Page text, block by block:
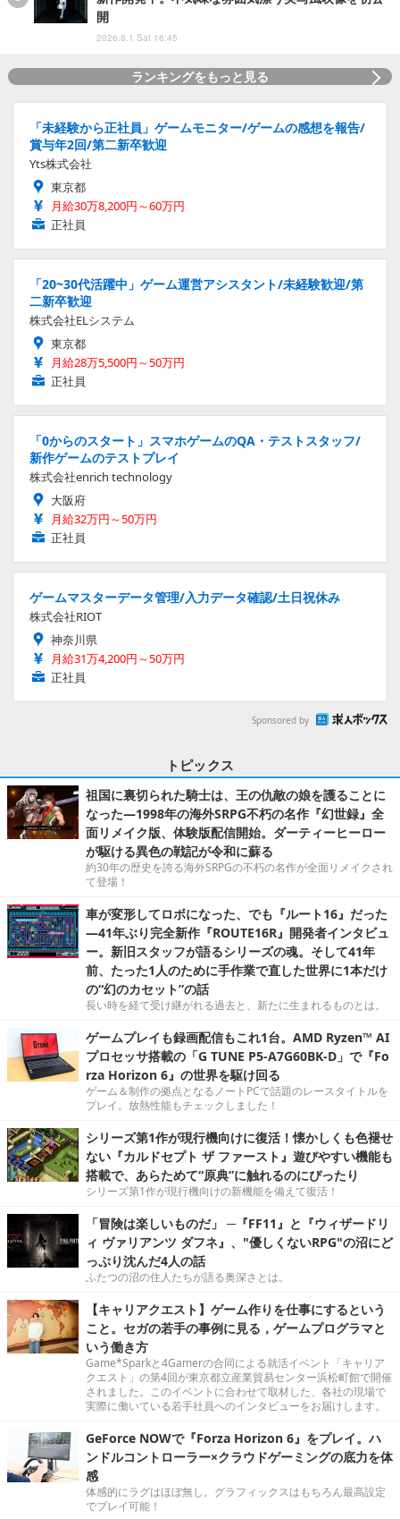
開
2026.8.1 Sat 16:45
ランキングをもっと見る
「未経験から正社員」ゲームモニター/ゲームの感想を報告/
賞与年2回/第二新卒歓迎
Yts株式会社
東京都
月給30万8,200円～60万円
正社員
「20~30代活躍中」ゲーム運営アシスタント/未経験歓迎/第
二新卒歓迎
株式会社ELシステム
東京都
月給28万5,500円～50万円
正社員
「0からのスタート」スマホゲームのQA・テストスタッフ/
新作ゲームのテストプレイ
株式会社enrich technology
大阪府
月給32万円～50万円
正社員
ゲームマスターデータ管理/入力データ確認/土日祝休み
株式会社RIOT
神奈川県
月給31万4,200円～50万円
正社員
Sponsored by
トピックス
祖国に裏切られた騎士は、王の仇敵の娘を護ることに
なった―1998年の海外SRPG不朽の名作『幻世録』全
面リメイク版、体験版配信開始。ダーティーヒーロー
が駆ける異色の戦記が令和に蘇る
約30年の歴史を誇る海外SRPGの不朽の名作が全面リメイクされ
て登場！
車が変形してロボになった、でも『ルート16』だった
―41年ぶり完全新作『ROUTE16R』開発者インタビュ
ー。新旧スタッフが語るシリーズの魂。そして41年
前、たった1人のために手作業で直した世界に1本だけ
の“幻のカセット”の話
長い時を経て受け継がれる過去と、新たに生まれるものとは。
ゲームプレイも録画配信もこれ1台。AMD Ryzen™ AI
プロセッサ搭載の「G TUNE P5-A7G60BK-D」で『Fo
rza Horizon 6』の世界を駆け回る
ゲーム＆制作の拠点となるノートPCで話題のレースタイトルを
プレイ。放熱性能もチェックしました！
シリーズ第1作が現行機向けに復活！懐かしくも色褪せ
ない『カルドセプト ザ ファースト』遊びやすい機能も
搭載で、あらためて“原典”に触れるのにぴったり
シリーズ第1作が現行機向けの新機能を備えて復活！
「冒険は楽しいものだ」 ─『FF11』と『ウィザードリ
ィ ヴァリアンツ ダフネ』、"優しくないRPG"の沼にど
っぷり沈んだ4人の話
ふたつの沼の住人たちが語る奥深さとは。
【キャリアクエスト】ゲーム作りを仕事にするという
こと。セガの若手の事例に見る，ゲームプログラマと
いう働き方
Game*Sparkと4Gamerの合同による就活イベント「キャリア
クエスト」の第4回が東京都立産業貿易センター浜松町館で開催
されました。このイベントに合わせて取材した、各社の現場で
実際に働いている若手社員へのインタビューをお届けします。
GeForce NOWで『Forza Horizon 6』をプレイ。ハ
ンドルコントローラー×クラウドゲーミングの底力を体
感
体感的にラグはほぼ無し。グラフィックスはもちろん最高設定
でプレイ可能！